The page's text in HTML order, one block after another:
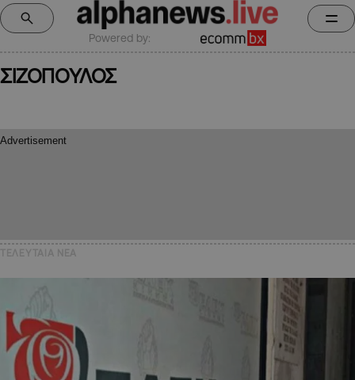
Powered by:
ΣΙΖΟΠΟΥΛΟΣ